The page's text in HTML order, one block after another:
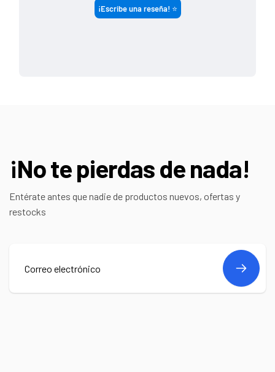
¡No te pierdas de nada!
Entérate antes que nadie de productos nuevos, ofertas y
restocks
Correo